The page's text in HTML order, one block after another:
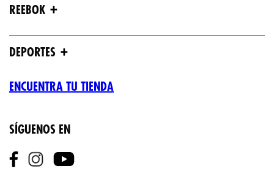
REEBOK +
DEPORTES +
ENCUENTRA TU TIENDA
SÍGUENOS EN